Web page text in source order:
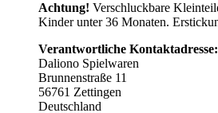
Achtung! Verschluckbare
Kinder unter 36 Monaten.
Verantwortliche Kontaktadresse:
Daliono Spielwaren
Brunnenstraße 11
56761 Zettingen
Deutschland